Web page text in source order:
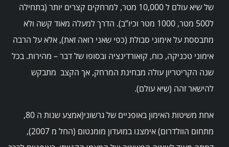
של שיא עולם ל 10,000 מטר, למרחקים קצרים יותר (בתחילה
ל500 מטר, 1000 מטר וכיו”ב). הדרך למעלה מאוד קשה ולא
מתבססת על אימוני סבולת (כפי שאני רואה זאת), אלא על הרבה
אימוני טכניקה, כוח, קואורדינציה ובסופו של דבר – מהירות. בכל
שנה הקריטריון עולה מבחינת המרחק, אך הקצב מתבקש
להישאר זהה (שיא עולם).
אחת משיטות האימון באופניים של גרשוני(אמצע שנות ה 80,
מתחום הוולדרום) אימצנו במועדון מומנטום (החל מ 2007),